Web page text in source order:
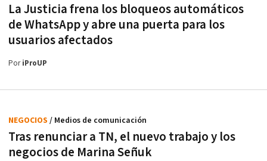
La Justicia frena los bloqueos automáticos
de WhatsApp y abre una puerta para los
usuarios afectados
PoriProUP
Tras renunciar a TN, el nuevo trabajo y los
negocios de Marina Señuk
NEGOCIOS / Medios de comunicación